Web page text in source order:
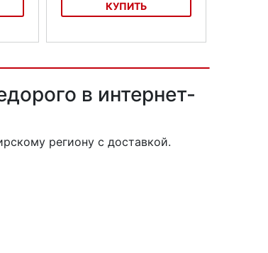
КУПИТЬ
в интернет-
региону с доставкой.